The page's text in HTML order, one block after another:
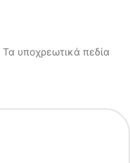
Τα υποχρεωτικά πεδία